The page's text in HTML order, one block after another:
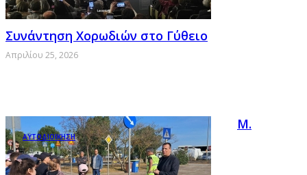
Συνάντηση Χορωδιών στο Γύθειο
Απριλίου 25, 2026
ΑΥΤΟΔΙΟΙΚΗΣΗ
Μ.